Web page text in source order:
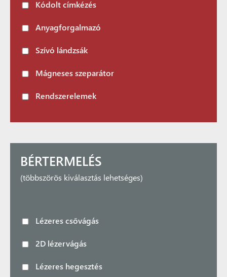
Kódolt címkézés
Anyagforgalmazó
Szívó lándzsák
Mágneses szeparátor
Rendszerelemek
BÉRTERMELÉS
(többszörös kiválasztás lehetséges)
Lézeres csővágás
2D lézervágás
Lézeres hegesztés